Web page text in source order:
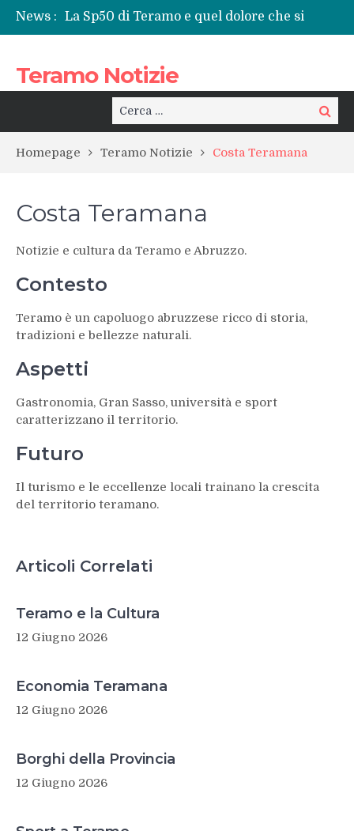
News :
La Sp50 di Teramo e quel dolore che si
ripete: l’ennesima vita spezzata
per la rinascita del centro storico
Tortoreto, l’alluvione e i sottopassi tra
pericoli noti e interventi necessari
Prefettura di Teramo, una nuova guida:
territorio
Teramo Notizie
Cerca: Cerca
Homepage Teramo Notizie Costa Teramana
Costa Teramana
Notizie e cultura da Teramo e Abruzzo.
Contesto
Teramo è un capoluogo abruzzese ricco di storia,
tradizioni e bellezze naturali.
Aspetti
Gastronomia, Gran Sasso, università e sport
caratterizzano il territorio.
Futuro
Il turismo e le eccellenze locali trainano la crescita
del territorio teramano.
Articoli Correlati
Teramo e la Cultura
12 Giugno 2026
Economia Teramana
12 Giugno 2026
Borghi della Provincia
12 Giugno 2026